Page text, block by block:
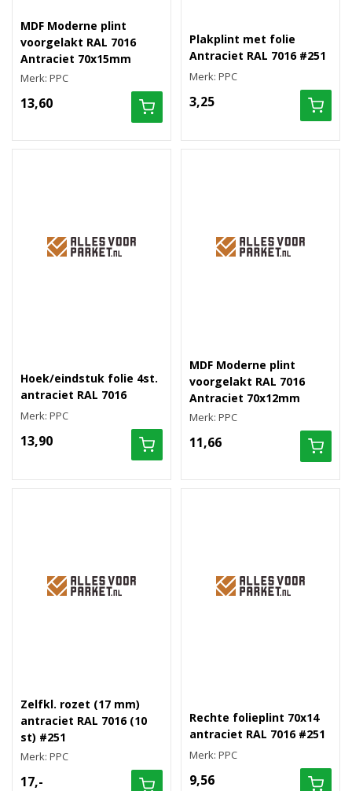
MDF Moderne plint
voorgelakt RAL 7016
Antraciet 70x15mm
Merk: PPC
13,60
Plakplint met folie
Antraciet RAL 7016 #251
Merk: PPC
3,25
Hoek/eindstuk folie 4st.
antraciet RAL 7016
Merk: PPC
13,90
MDF Moderne plint
voorgelakt RAL 7016
Antraciet 70x12mm
Merk: PPC
11,66
Zelfkl. rozet (17 mm)
antraciet RAL 7016 (10
st) #251
Merk: PPC
17,-
Rechte folieplint 70x14
antraciet RAL 7016 #251
Merk: PPC
9,56